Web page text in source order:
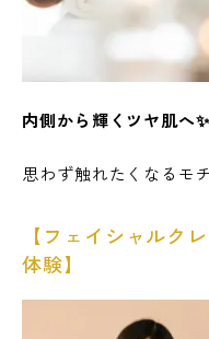
内側から輝くツヤ肌へ✨
思わず触れたくなるモ
【フェイシャルク
体験】